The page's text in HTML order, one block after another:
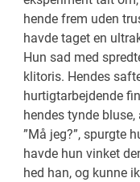
hende frem uden
havde taget en
Hun sad med
klitoris. Hendes
hurtigtarbejdende
hendes tynde
”Må jeg?”, spurgte
havde hun vinket
hed han, og kunne